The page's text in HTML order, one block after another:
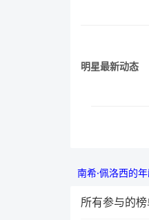
明星最新动态
南希·佩洛西的
所有参与的